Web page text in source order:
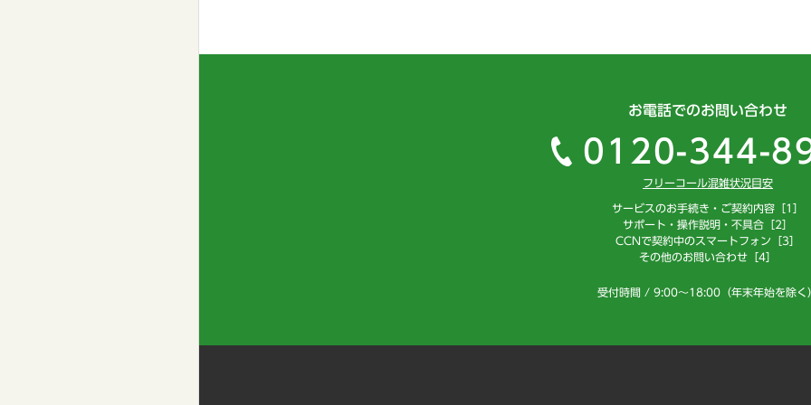
お電話でのお問い合わせ
0120-344-
フリーコール混雑状況目安
サービスのお手続き・ご契約内容［1］
サポート・操作説明・不具合［2］
CCNで契約中のスマートフォン［3］
その他のお問い合わせ［4］
受付時間 / 9:00～18:00（年末年始を除く